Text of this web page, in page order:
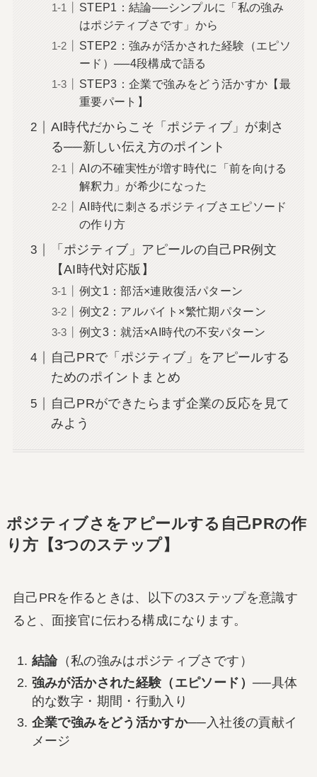
STEP1：結論──シンプルに「私の強み
はポジティブさです」から
STEP2：強みが活かされた経験（エピソ
ード）──4段構成で語る
STEP3：企業で強みをどう活かすか【最
重要パート】
AI時代だからこそ「ポジティブ」が刺さ
る──新しい伝え方のポイント
AIの不確実性が増す時代に「前を向ける
解釈力」が希少になった
AI時代に刺さるポジティブさエピソード
の作り方
「ポジティブ」アピールの自己PR例文
【AI時代対応版】
例文1：部活×連敗復活パターン
例文2：アルバイト×繁忙期パターン
例文3：就活×AI時代の不安パターン
自己PRで「ポジティブ」をアピールする
ためのポイントまとめ
自己PRができたらまず企業の反応を見て
みよう
ポジティブさをアピールする自己PRの作
り方【3つのステップ】
自己PRを作るときは、以下の3ステップを意識す
ると、面接官に伝わる構成になります。
結論（私の強みはポジティブさです）
強みが活かされた経験（エピソード） ──具体
的な数字・期間・行動入り
企業で強みをどう活かすか──入社後の貢献イ
メージ